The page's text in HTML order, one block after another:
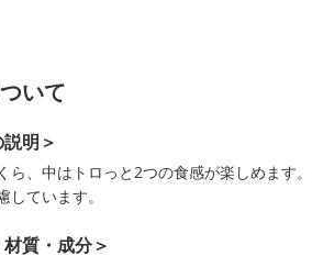
いて
明＞
ら、中はトロっと2つの食感が楽しめます
しています。
材質・成分＞